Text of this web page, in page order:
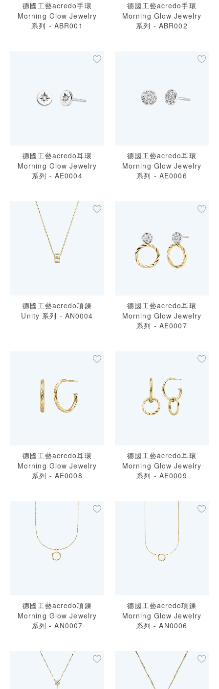
德國工藝acredo手環
Morning Glow Jewelry
系列 - ABR001
德國工藝acredo手環
Morning Glow Jewelry
系列 - ABR002
德國工藝acredo耳環
Morning Glow Jewelry
系列 - AE0004
德國工藝acredo耳環
Morning Glow Jewelry
系列 - AE0006
德國工藝acredo項鍊
Unity 系列 - AN0004
德國工藝acredo耳環
Morning Glow Jewelry
系列 - AE0007
德國工藝acredo耳環
Morning Glow Jewelry
系列 - AE0008
德國工藝acredo耳環
Morning Glow Jewelry
系列 - AE0009
德國工藝acredo項鍊
Morning Glow Jewelry
系列 - AN0007
德國工藝acredo項鍊
Morning Glow Jewelry
系列 - AN0006